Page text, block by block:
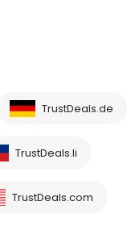
TrustDeals.de
TrustDeals.li
TrustDeals.com